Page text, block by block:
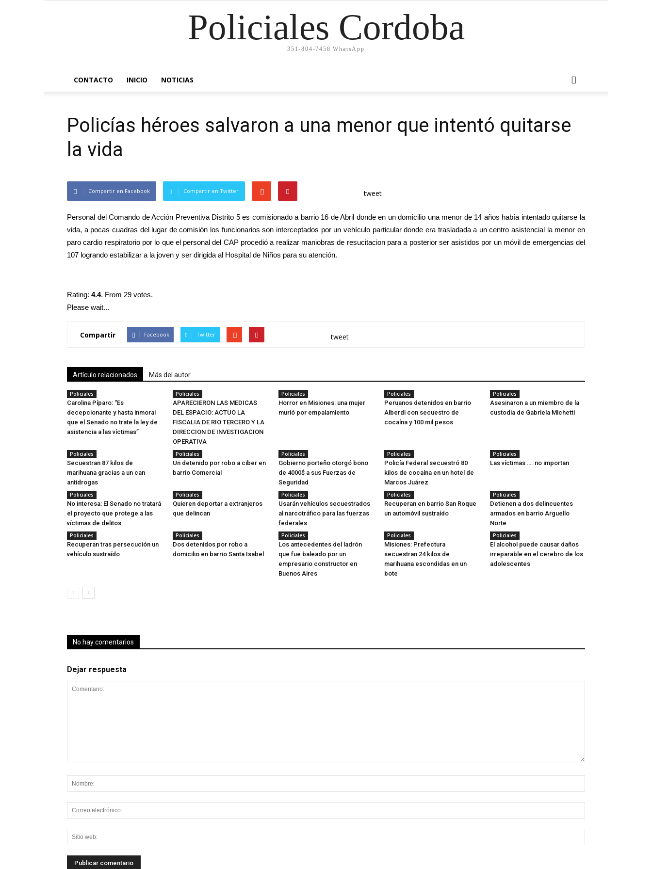
Policiales Cordoba
351-804-7458 WhatsApp
CONTACTO INICIO NOTICIAS
Policías héroes salvaron a una menor que intentó quitarse
la vida
Compartir en Facebook Compartir en Twitter tweet
Personal del Comando de Acción Preventiva Distrito 5 es comisionado a barrio 16 de Abril donde en un domicilio una menor de 14 años había intentado quitarse la
vida, a pocas cuadras del lugar de comisión los funcionarios son interceptados por un vehículo particular donde era trasladada a un centro asistencial la menor en
paro cardio respiratorio por lo que el personal del CAP procedió a realizar maniobras de resucitacion para a posterior ser asistidos por un móvil de emergencias del
107 logrando estabilizar a la joven y ser dirigida al Hospital de Niños para su atención.
Rating: 4.4. From 29 votes.
Please wait...
Compartir Facebook Twitter tweet
Artículo relacionados Más del autor
Policiales
Carolina Píparo: “Es
decepcionante y hasta inmoral
que el Senado no trate la ley de
asistencia a las víctimas”
Policiales
APARECIERON LAS MEDICAS
DEL ESPACIO: ACTUO LA
FISCALIA DE RIO TERCERO Y LA
DIRECCION DE INVESTIGACION
OPERATIVA
Policiales
Horror en Misiones: una mujer
murió por empalamiento
Policiales
Peruanos detenidos en barrio
Alberdi con secuestro de
cocaína y 100 mil pesos
Policiales
Asesinaron a un miembro de la
custodia de Gabriela Michetti
Policiales
Secuestran 87 kilos de
marihuana gracias a un can
antidrogas
Policiales
Un detenido por robo a ciber en
barrio Comercial
Policiales
Gobierno porteño otorgó bono
de 4000$ a sus Fuerzas de
Seguridad
Policiales
Policía Federal secuestró 80
kilos de cocaína en un hotel de
Marcos Juárez
Policiales
Las víctimas …. no importan
Policiales
No interesa: El Senado no tratará
el proyecto que protege a las
víctimas de delitos
Policiales
Quieren deportar a extranjeros
que delincan
Policiales
Usarán vehículos secuestrados
al narcotráfico para las fuerzas
federales
Policiales
Recuperan en barrio San Roque
un automóvil sustraído
Policiales
Detienen a dos delincuentes
armados en barrio Arguello
Norte
Policiales
Recuperan tras persecución un
vehículo sustraído
Policiales
Dos detenidos por robo a
domicilio en barrio Santa Isabel
Policiales
Los antecedentes del ladrón
que fue baleado por un
empresario constructor en
Buenos Aires
Policiales
Misiones: Prefectura
secuestran 24 kilos de
marihuana escondidas en un
bote
Policiales
El alcohol puede causar daños
irreparable en el cerebro de los
adolescentes
No hay comentarios
Dejar respuesta